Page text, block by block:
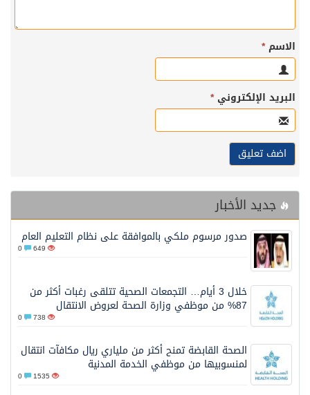
الاسم*
البريد الإلكتروني*
جديد الأخبار
صدور مرسوم ملكي بالموافقة على نظام التعليم العام
649
خلال 3 أيام… التجمعات الصحية تتلقى رغبات أكثر من
87% من موظفي وزارة الصحة لعروض الانتقال
738
الصحة القابضة تمنح أكثر من ملياري ريال مكافآت انتقال
لمنسوبيها من موظفي الخدمة المدنية
1535